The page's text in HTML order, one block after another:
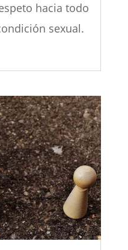
hacia todo
sexual.